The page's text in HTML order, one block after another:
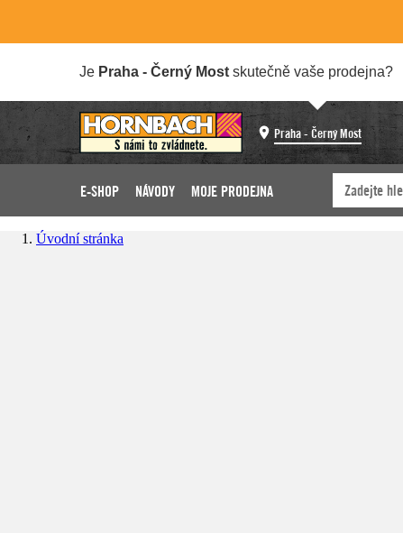
Je Praha - Černý Most skutečně vaše prodejna?
Praha - Černý Most
E-SHOP NÁVODY MOJE PRODEJNA
Úvodní stránka